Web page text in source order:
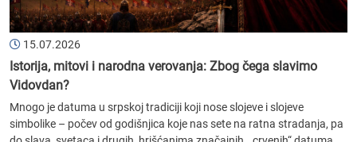
15.07.2026
Istorija, mitovi i narodna verovanja: Zbog čega slavimo
Vidovdan?
Mnogo je datuma u srpskoj tradiciji koji nose slojeve i slojeve
simbolike – počev od godišnjica koje nas sete na ratna stradanja, pa